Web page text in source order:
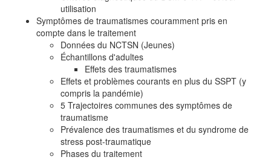
utilisation
Symptômes de traumatismes couramment pris en
compte dans le traitement
Données du NCTSN (Jeunes)
Échantillons d'adultes
Effets des traumatismes
Effets et problèmes courants en plus du SSPT (y
compris la pandémie)
5 Trajectoires communes des symptômes de
traumatisme
Prévalence des traumatismes et du syndrome de
stress post-traumatique
Phases du traitement